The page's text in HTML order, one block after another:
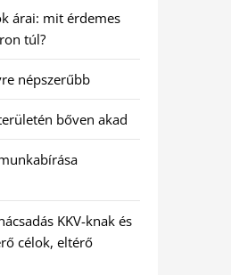
árai: mit érdemes
túl?
népszerűbb
bőven akad
KKV-knak és
célok, eltérő